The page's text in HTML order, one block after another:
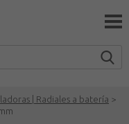
| Radiales a batería >